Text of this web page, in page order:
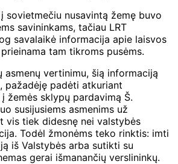
sovietmečiu nusavintą žemę buvo
savininkams, tačiau LRT
savalaikė informacija apie laisvos
tam tikroms pusėms.
asmenų vertinimu, šią informaciją
pažadėję padėti atkuriant
žemės sklypų pardavimą Š.
susijusiems asmenims už
vis tiek didesnę nei valstybės
Todėl žmonėms teko rinktis: imti
iš Valstybės arba sutikti su
gerai išmanančių verslininkų.